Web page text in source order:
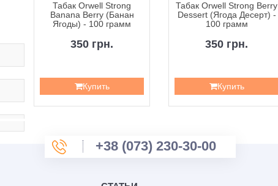
Табак Orwell Strong
Banana Berry (Банан
Ягоды) - 100 грамм
350 грн.
Купить
Табак Orwell Strong Berry
Dessert (Ягода Десерт) -
100 грамм
350 грн.
Купить
+38 (073) 230-30-00